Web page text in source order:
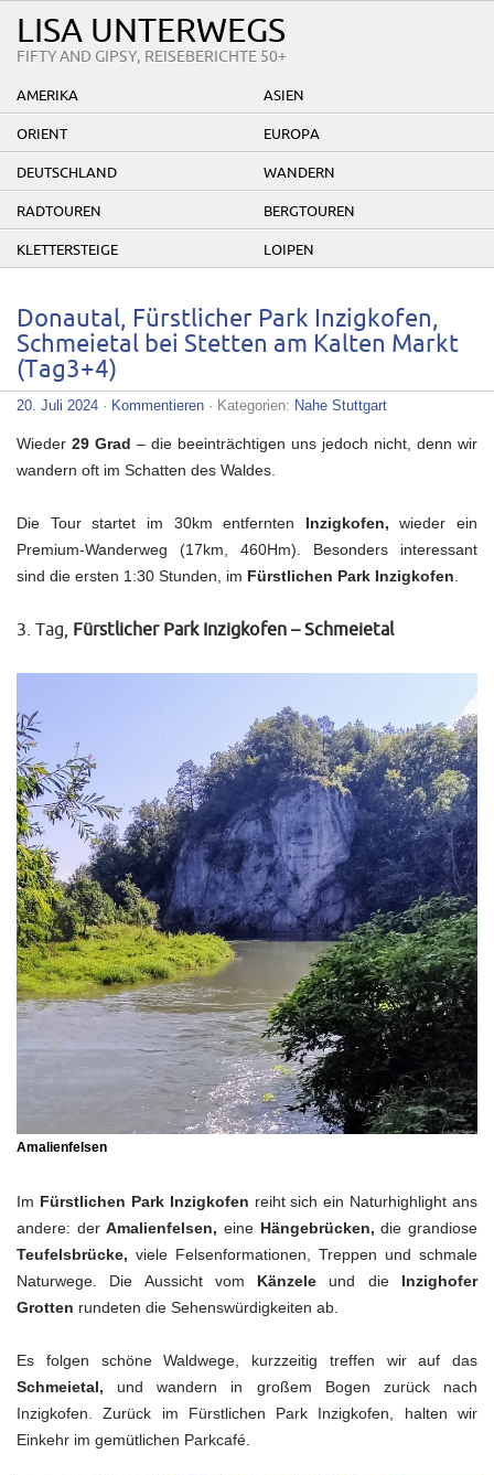
LISA UNTERWEGS
FIFTY AND GIPSY, REISEBERICHTE 50+
AMERIKA ASIEN
ORIENT EUROPA
DEUTSCHLAND WANDERN
RADTOUREN BERGTOUREN
KLETTERSTEIGE LOIPEN
Donautal, Fürstlicher Park Inzigkofen,
Schmeietal bei Stetten am Kalten Markt
(Tag3+4)
20. Juli 2024 · Kommentieren · Kategorien: Nahe Stuttgart
Wieder 29 Grad – die beeinträchtigen uns jedoch nicht, denn wir
wandern oft im Schatten des Waldes.
Die Tour startet im 30km entfernten Inzigkofen, wieder ein
Premium-Wanderweg (17km, 460Hm). Besonders interessant
sind die ersten 1:30 Stunden, im Fürstlichen Park Inzigkofen
3. Tag, Fürstlicher Park Inzigkofen – Schmeietal
Amalienfelsen
Im Fürstlichen Park Inzigkofen reiht sich ein Naturhighlight ans
andere: derAmalienfelsen, eine Hängebrücken, die grandiose
Teufelsbrücke, viele Felsenformationen, Treppen und schmale
Naturwege. Die Aussicht vom Känzele und die Inzighofer
Grotten rundeten die Sehenswürdigkeiten ab.
Es folgen schöne Waldwege, kurzzeitig treffen wir auf das
Schmeietal, und wandern in großem Bogen zurück nach
Inzigkofen. Zurück im Fürstlichen Park Inzigkofen, halten wir
Einkehr im gemütlichen Parkcafé.